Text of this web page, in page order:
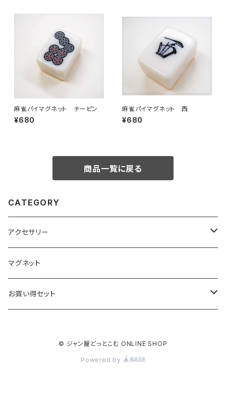
麻雀パイマグネット チーピン
¥680
麻雀パイマグネット 西
¥680
商品一覧に戻る
CATEGORY
アクセサリー
キーホルダー
ベーシック
ストラップ
マグネット
お買い得セット
© ジャン屋どっとこむ ONLINE SHOP
Powered by